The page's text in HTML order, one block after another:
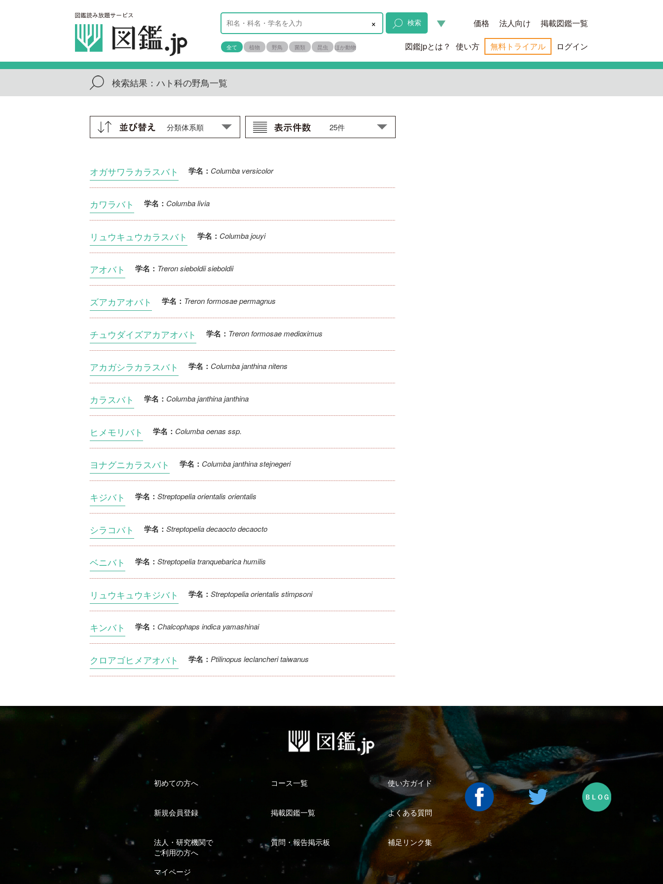
× 検索
全て 植物 野鳥 菌類 昆虫 ほか動物
価格 法人向け 掲載図鑑一覧
図鑑jpとは？ 使い方 無料トライアル ログイン
検索結果： ハト科の野鳥一覧
オガサワラカラスバト 学名： Columba versicolor
カワラバト 学名： Columba livia
リュウキュウカラスバト 学名： Columba jouyi
アオバト 学名： Treron sieboldii sieboldii
ズアカアオバト 学名： Treron formosae permagnus
チュウダイズアカアオバト 学名： Treron formosae medioximus
アカガシラカラスバト 学名： Columba janthina nitens
カラスバト 学名： Columba janthina janthina
ヒメモリバト 学名： Columba oenas ssp.
ヨナグニカラスバト 学名： Columba janthina stejnegeri
キジバト 学名： Streptopelia orientalis orientalis
シラコバト 学名： Streptopelia decaocto decaocto
ベニバト 学名： Streptopelia tranquebarica humilis
リュウキュウキジバト 学名： Streptopelia orientalis stimpsoni
キンバト 学名： Chalcophaps indica yamashinai
クロアゴヒメアオバト 学名： Ptilinopus leclancheri taiwanus
初めての方へ コース一覧 使い方ガイド
新規会員登録 掲載図鑑一覧 よくある質問
法人・研究機関で
ご利用の方へ
質問・報告掲示板 補足リンク集
マイページ